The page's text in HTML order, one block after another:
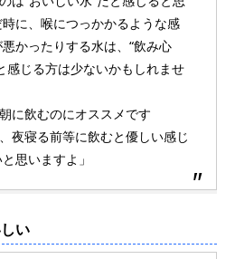
に、喉につっかかるような感
かったりする水は、“飲み心
感じる方は少ないかもしれませ
に飲むのにオススメです
夜寝る前等に飲むと優しい感じ
思いますよ」
い